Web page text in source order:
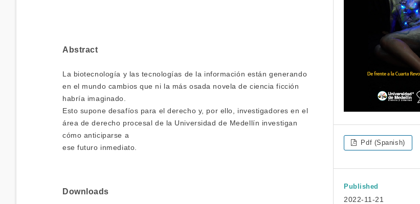
Abstract
La biotecnología y las tecnologías de la información están generando
en el mundo cambios que ni la más osada novela de ciencia ficción
habría imaginado.
Esto supone desafíos para el derecho y, por ello, investigadores en el
área de derecho procesal de la Universidad de Medellín investigan
cómo anticiparse a
ese futuro inmediato.
Downloads
Pdf (Spanish)
Published
2022-11-21